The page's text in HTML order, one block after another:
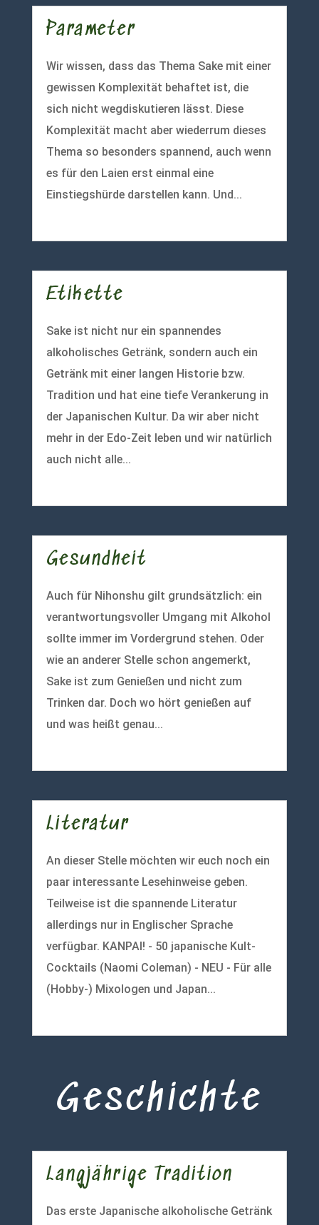
Parameter
Wir wissen, dass das Thema Sake mit einer
gewissen Komplexität behaftet ist, die
sich nicht wegdiskutieren lässt. Diese
Komplexität macht aber wiederrum dieses
Thema so besonders spannend, auch wenn
es für den Laien erst einmal eine
Einstiegshürde darstellen kann. Und...
Etikette
Sake ist nicht nur ein spannendes
alkoholisches Getränk, sondern auch ein
Getränk mit einer langen Historie bzw.
Tradition und hat eine tiefe Verankerung in
der Japanischen Kultur. Da wir aber nicht
mehr in der Edo-Zeit leben und wir natürlich
auch nicht alle...
Gesundheit
Auch für Nihonshu gilt grundsätzlich: ein
verantwortungsvoller Umgang mit Alkohol
sollte immer im Vordergrund stehen. Oder
wie an anderer Stelle schon angemerkt,
Sake ist zum Genießen und nicht zum
Trinken dar. Doch wo hört genießen auf
und was heißt genau...
Literatur
An dieser Stelle möchten wir euch noch ein
paar interessante Lesehinweise geben.
Teilweise ist die spannende Literatur
allerdings nur in Englischer Sprache
verfügbar. KANPAI! - 50 japanische Kult-
Cocktails (Naomi Coleman) - NEU - Für alle
(Hobby-) Mixologen und Japan...
Geschichte
Langjährige Tradition
Das erste Japanische alkoholische Getränk